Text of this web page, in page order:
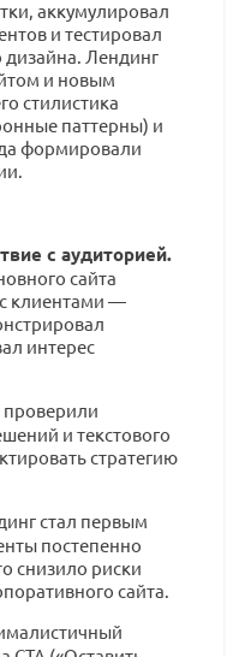
аккумулировал
и тестировал
Лендинг
и новым
стилистика
паттерны) и
формировали
с аудиторией.
сайта
клиентами —
интерес
и текстового
стратегию
стал первым
постепенно
снизило риски
сайта.